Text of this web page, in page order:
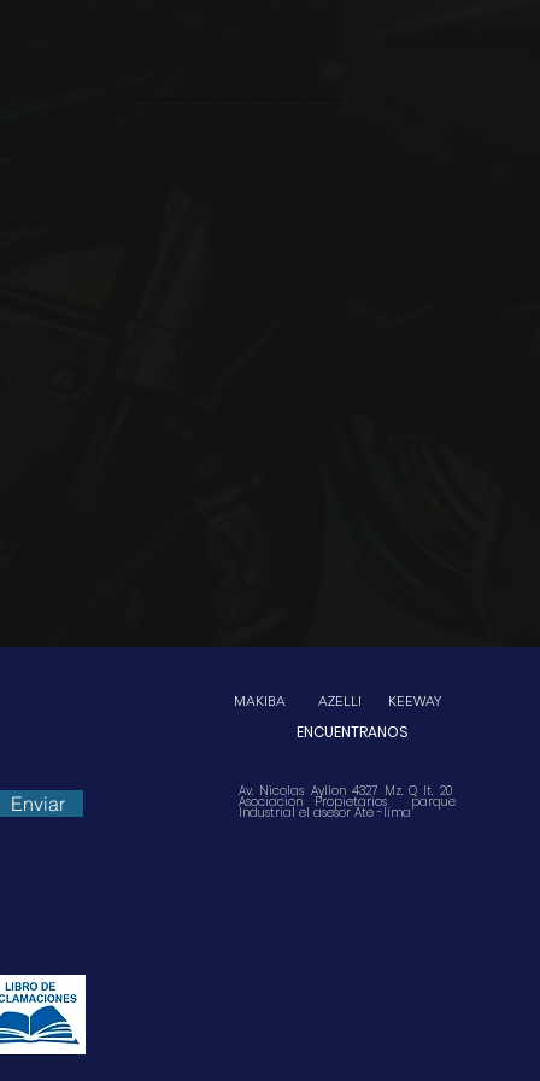
Enviar
MAKIBA AZELLI KEEWAY
ENCUENTRANOS
Av. Nicolas Ayllon 4327 Mz. Q lt. 20
Asociacion Propietarios parque
Industrial el asesor Ate -lima